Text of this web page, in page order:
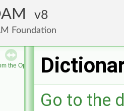
8
Foundation
the OpenFOAM Foundation
Go to the